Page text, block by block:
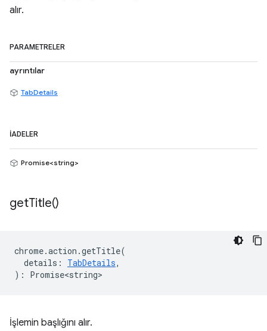
alır.
PARAMETRELER
ayrıntılar
TabDetails
İADELER
Promise<string>
getTitle()
chrome.action .getTitle(
details : TabDetails,
) : Promise<string>
İşlemin başlığını alır.